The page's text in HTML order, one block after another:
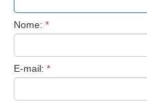
Nome: *
E-mail: *